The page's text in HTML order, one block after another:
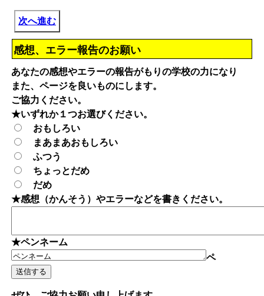
次へ進む
感想、エラー報告のお願い
あなたの感想やエラーの報告がもりの学校の力になり
また、ページを良いものにします。
ご協力ください。
★いずれか１つお選びください。
おもしろい
まあまあおもしろい
ふつう
ちょっとだめ
だめ
★感想（かんそう）やエラーなどを書きください。
★ペンネーム
ペ